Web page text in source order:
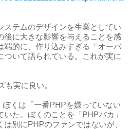
ステムのデザインを生業としてい
後に大きな影響を与えることを感
端的に、作り込みすぎる「オーバ
ついて語られている。これが実に
も実に良い。
くは「一番PHPを嫌っていない
た。ぼくのことを「PHPバカ」
は別にPHPのファンではないが、